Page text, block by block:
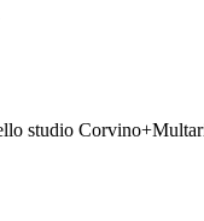
studio